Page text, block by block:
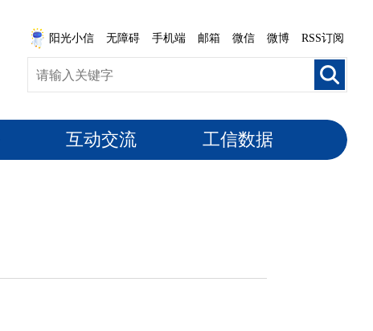
阳光小信 无障碍 手机端 邮箱 微信 微博 RSS订阅
互动交流 工信数据